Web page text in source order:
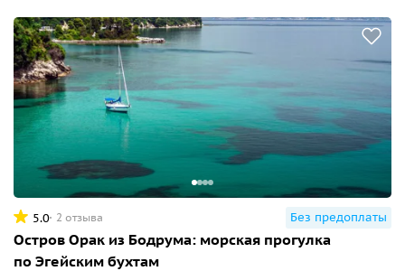
5.0 2 отзыва Без предоплаты
Остров Орак из Бодрума: морская прогулка
по Эгейским бухтам